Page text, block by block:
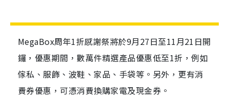
MegaBox周年1折感謝祭將於9月27日至11月21日開
鑼，優惠期間，數萬件精選產品優惠低至1折，例如
傢私、服飾、波鞋、家品、手袋等。另外，更有消
費券優惠，可憑消費換購家電及現金券。